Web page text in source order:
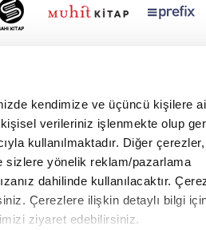
kendimize ve üçüncü kişilere
verileriniz işlenmekte olup
kullanılmaktadır. Diğer çerezler,
sizlere yönelik reklam/pazarlama
dahilinde kullanılacaktır.
Çerezlere ilişkin detaylı bilgi
ziyaret edebilirsiniz.